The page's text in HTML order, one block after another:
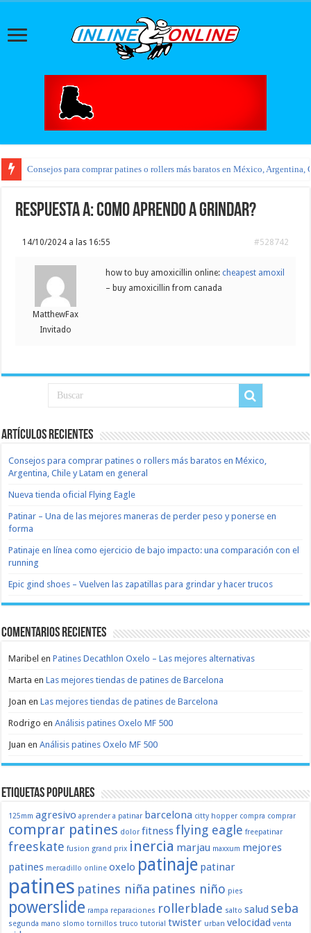
Consejos para comprar patines o rollers más baratos en México, Argentina,
Respuesta a: como aprendo a grindar?
14/10/2024 a las 16:55 #528742
MatthewFax
Invitado
how to buy amoxicillin online:cheapest amoxil
– buy amoxicillin from canada
Artículos recientes
Consejos para comprar patines o rollers más baratos en México,
Argentina, Chile y Latam en general
Nueva tienda oficial Flying Eagle
Patinar – Una de las mejores maneras de perder peso y ponerse en
forma
Patinaje en línea como ejercicio de bajo impacto: una comparación con el
running
Epic gind shoes – Vuelven las zapatillas para grindar y hacer trucos
Comentarios recientes
Maribel enPatines Decathlon Oxelo – Las mejores alternativas
Marta enLas mejores tiendas de patines de Barcelona
Joan enLas mejores tiendas de patines de Barcelona
Rodrigo enAnálisis patines Oxelo MF 500
Juan enAnálisis patines Oxelo MF 500
Etiquetas populares
125mm agresivo aprender a patinar barcelona citty hopper compra comprar
comprar patines dolor fitnessflying eagle freepatinar
freeskate fusion grand prix inercia marjau maxxum mejores
patines mercadillo online oxelo patinaje patinar
patines patines niña patines niño pies
powerslide rampa reparaciones rollerblade salto salud seba
segunda mano slomo tornillos truco tutorial twister urban velocidad venta